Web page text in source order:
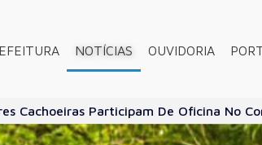
NOTÍCIAS OUVIDORIA
Cachoeiras Participam De Oficina No